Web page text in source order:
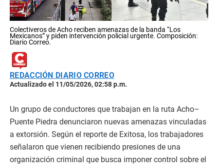
Colectiveros de Acho reciben amenazas de la banda “Los
Mexicanos” y piden intervención policial urgente. Composición:
Diario Correo.
REDACCIÓN DIARIO CORREO
Actualizado el 11/05/2026, 02:58 p.m.
Un grupo de conductores que trabajan en la ruta Acho–
Puente Piedra denunciaron nuevas amenazas vinculadas
a extorsión. Según el reporte de Exitosa, los trabajadores
señalaron que vienen recibiendo presiones de una
organización criminal que busca imponer control sobre el